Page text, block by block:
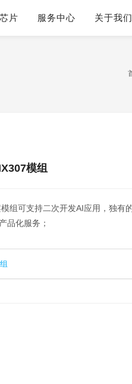
片 服务中心 关于我们
模组
组可支持二次开发AI应用，独有
品化服务；